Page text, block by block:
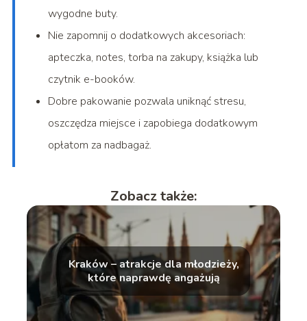
wygodne buty.
Nie zapomnij o dodatkowych akcesoriach:
apteczka, notes, torba na zakupy, książka lub
czytnik e-booków.
Dobre pakowanie pozwala uniknąć stresu,
oszczędza miejsce i zapobiega dodatkowym
opłatom za nadbagaż.
Zobacz także:
Kraków – atrakcje dla młodzieży,
które naprawdę angażują